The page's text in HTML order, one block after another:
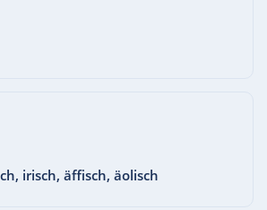
irisch, äffisch, äolisch